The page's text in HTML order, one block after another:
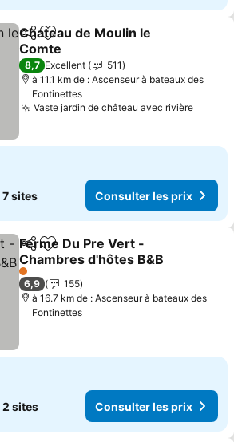
PartagerAjouter à mes favoris
Chateau de Moulin le
Comte
8,7 Excellent
511
à 11.1 km de : Ascenseur à bateaux des
Fontinettes
Vaste jardin de château avec rivière
7 sites Consulter les prix
PartagerAjouter à mes favoris
Ferme Du Pre Vert -
Chambres d'hôtes B&B
1 Étoiles
6,9
155
à 16.7 km de : Ascenseur à bateaux des
Fontinettes
2 sites Consulter les prix